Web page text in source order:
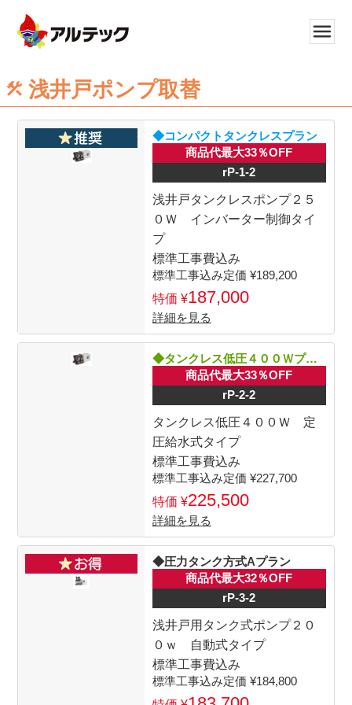
浅井戸ポンプ取替
◆コンパクトタンクレスプラン
商品代最大33％OFF
rP-1-2
浅井戸タンクレスポンプ２５
０Ｗ インバーター制御タイ
プ
標準工事費込み
189,200
187,000
詳細を見る
◆タンクレス低圧４００Ｗプラン
商品代最大33％OFF
rP-2-2
タンクレス低圧４００Ｗ 定
圧給水式タイプ
標準工事費込み
227,700
225,500
詳細を見る
◆圧力タンク方式Aプラン
商品代最大32％OFF
rP-3-2
浅井戸用タンク式ポンプ２０
０ｗ 自動式タイプ
標準工事費込み
184,800